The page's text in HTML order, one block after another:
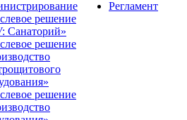
решение
Санаторий»
решение
решение
Регламент